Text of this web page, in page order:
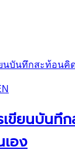
เขียนบันทึ
อง